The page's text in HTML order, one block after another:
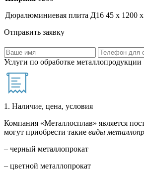
Дюралюминиевая плита Д16 45 х 1200
Отправить заявку
Услуги по обработке металлопродукции
1. Наличие, цена, условия
Компания «Металлосплав» является
могут приобрести такие виды
– черный металлопрокат
– цветной металлопрокат